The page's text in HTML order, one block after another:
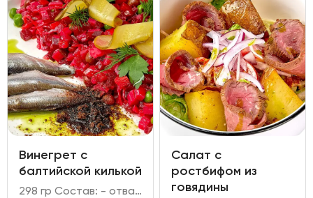
Винегрет с
балтийской килькой
298 гр Состав: - отварные свекла, морковь и картофель; - огурцы маринованные; капуста квашеная; - килька; Бородинская крошка; - горошек зелёный; лук репчатый; лук зелёный; зелень; - масло растительное; уксус яблочный.
Салат с
ростбифом из
говядины